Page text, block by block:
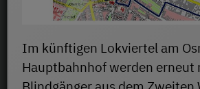
Im künftigen Lokviertel am
Hauptbahnhof werden erneut